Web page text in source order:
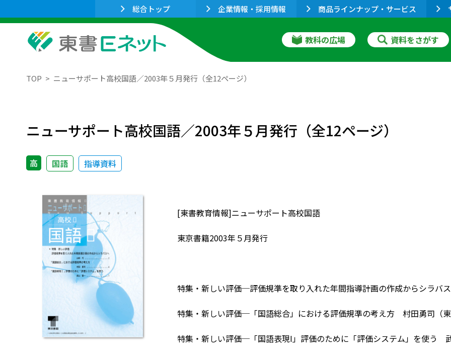
総合トップ 企業情報・採用情報 商品ラインナップ・サービス
教科の広場 資料をさがす
TOP ニューサポート高校国語／2003年５月発行（全12ページ）
ニューサポート高校国語／2003年５月発行（全12ページ）
高 国語 指導資料
[東書教育情報]ニューサポート高校国語
東京書籍2003年５月発行
特集・新しい評価─評価規準を取り入れた年間指導計画の作成からシラバ
特集・新しい評価─「国語総合」における評価規準の考え方 村田勇司（東
特集・新しい評価─「国語表現I」評価のために「評価システム」を使う